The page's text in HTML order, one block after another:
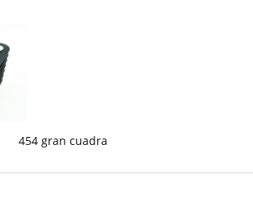
454 gran cuadra